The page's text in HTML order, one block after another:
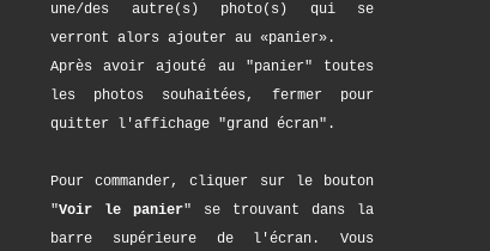
une/des autre(s) photo(s) qui se
verront alors ajouter au «panier».
Après avoir ajouté au "panier" toutes
les photos souhaitées, fermer pour
quitter l'affichage "grand écran".
Pour commander, cliquer sur le bouton
"Voir le panier" se trouvant dans la
barre supérieure de l'écran. Vous